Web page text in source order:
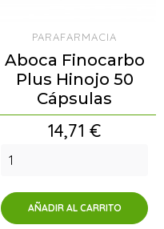
PARAFARMACIA
Aboca Finocarbo
Plus Hinojo 50
Cápsulas
Precio
14,71 €
AÑADIR AL CARRITO